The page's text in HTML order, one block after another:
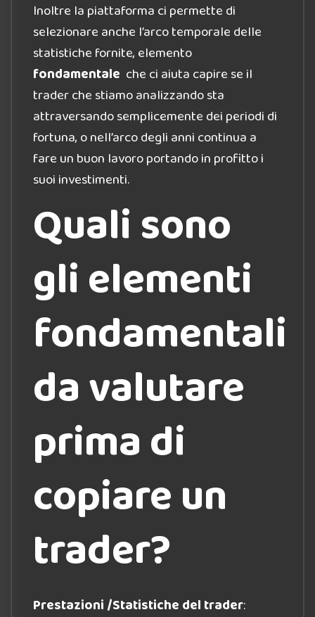
Inoltre la piattaforma ci permette di
selezionare anche l’arco temporale delle
statistiche fornite, elemento
fondamentale che ci aiuta capire se il
trader che stiamo analizzando sta
attraversando semplicemente dei periodi di
fortuna, o nell’arco degli anni continua a
fare un buon lavoro portando in profitto i
suoi investimenti.
Quali sono
gli elementi
fondamentali
da valutare
prima di
copiare un
trader?
Prestazioni /Statistiche del trader: